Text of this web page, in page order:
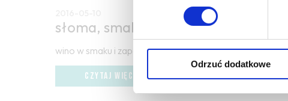
Odrzuć dodatkowe
słoma, smak słomy
wino w smaku i zapachu przypominające wilgotną słomę
CZYTAJ WIĘCEJ